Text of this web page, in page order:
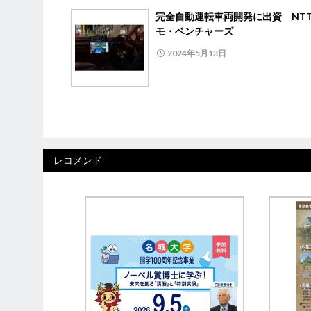
完全自動運転車両開発に出資
モ・ベンチャーズ
2024年5月13日
レコメンド